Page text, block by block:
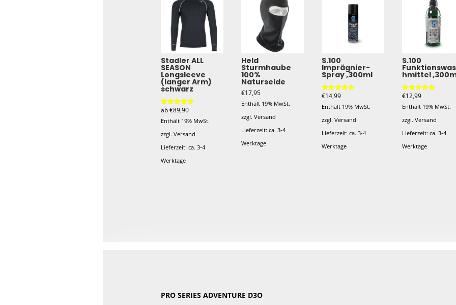
Stadler ALL
SEASON
Longsleeve
(langer Arm)
schwarz
Bewertet mit
von 5
ab€89,90
Enthält 19% MwSt.
zzgl. Versand
Lieferzeit: ca. 3-4
Werktage
auf
Held
Sturmhaube
100%
Naturseide
€17,95
Enthält 19% MwSt.
zzgl. Versand
Lieferzeit: ca. 3-4
Werktage
S.100
Imprägnier-
Spray ,300ml
Bewertet mit
von 5
€14,99
Enthält 19% MwSt.
zzgl.Versand
Lieferzeit: ca. 3-4
Werktage
S.100
hmittel
Bewertet mit
von 5
€12,99
Enthält 19% MwSt.
zzgl.Versand
Lieferzeit: ca. 3-4
Werktage
PRO SERIES ADVENTURE D3O